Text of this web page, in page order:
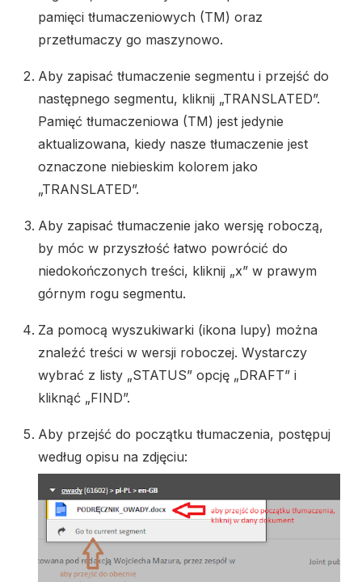
pamięci tłumaczeniowych (TM) oraz
przetłumaczy go maszynowo.
Aby zapisać tłumaczenie segmentu i przejść do
następnego segmentu, kliknij „TRANSLATED”.
Pamięć tłumaczeniowa (TM) jest jedynie
aktualizowana, kiedy nasze tłumaczenie jest
oznaczone niebieskim kolorem jako
„TRANSLATED”.
Aby zapisać tłumaczenie jako wersję roboczą,
by móc w przyszłość łatwo powrócić do
niedokończonych treści, kliknij „x” w prawym
górnym rogu segmentu.
Za pomocą wyszukiwarki (ikona lupy) można
znaleźć treści w wersji roboczej. Wystarczy
wybrać z listy „STATUS” opcję „DRAFT” i
kliknąć „FIND”.
Aby przejść do początku tłumaczenia, postępuj
według opisu na zdjęciu: